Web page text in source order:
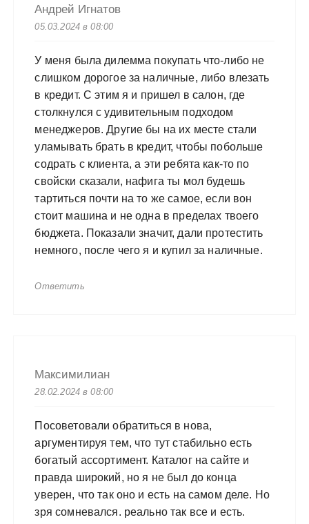
Андрей Игнатов
05.03.2024 в 08:00
У меня была дилемма покупать что-либо не
слишком дорогое за наличные, либо влезать
в кредит. С этим я и пришел в салон, где
столкнулся с удивительным подходом
менеджеров. Другие бы на их месте стали
уламывать брать в кредит, чтобы побольше
содрать с клиента, а эти ребята как-то по
свойски сказали, нафига ты мол будешь
тартиться почти на то же самое, если вон
стоит машина и не одна в пределах твоего
бюджета. Показали значит, дали протестить
немного, после чего я и купил за наличные.
Ответить
Максимилиан
28.02.2024 в 08:00
Посоветовали обратиться в нова,
аргументируя тем, что тут стабильно есть
богатый ассортимент. Каталог на сайте и
правда широкий, но я не был до конца
уверен, что так оно и есть на самом деле. Но
зря сомневался. реально так все и есть.